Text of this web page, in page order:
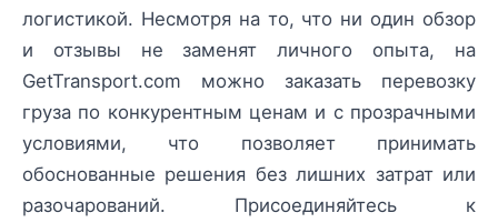
логистикой. Несмотря на то, что ни один обзор
и отзывы не заменят личного опыта, на
GetTransport.com можно заказать перевозку
груза по конкурентным ценам и с прозрачными
условиями, что позволяет принимать
обоснованные решения без лишних затрат или
разочарований. Присоединяйтесь к